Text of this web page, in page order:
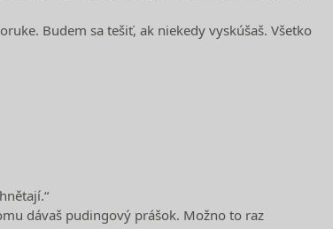
Budem sa tešiť, ak niekedy vyskúšaš. Všetko
dávaš pudingový prášok. Možno to raz